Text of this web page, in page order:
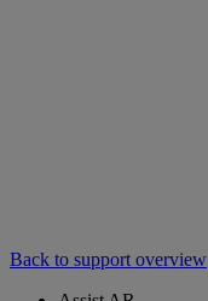
Back to support overview